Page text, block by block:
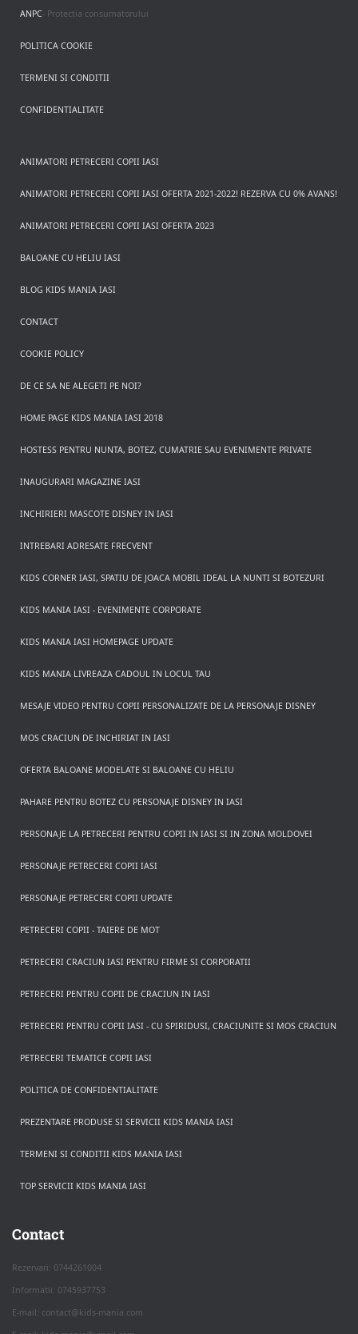
ANPC- Protectia consumatorului
POLITICA COOKIE
TERMENI SI CONDITII
CONFIDENTIALITATE
ANIMATORI PETRECERI COPII IASI
ANIMATORI PETRECERI COPII IASI OFERTA 2021-2022! REZERVA CU 0% AVANS!
ANIMATORI PETRECERI COPII IASI OFERTA 2023
BALOANE CU HELIU IASI
BLOG KIDS MANIA IASI
CONTACT
COOKIE POLICY
DE CE SA NE ALEGETI PE NOI?
HOME PAGE KIDS MANIA IASI 2018
HOSTESS PENTRU NUNTA, BOTEZ, CUMATRIE SAU EVENIMENTE PRIVATE
INAUGURARI MAGAZINE IASI
INCHIRIERI MASCOTE DISNEY IN IASI
INTREBARI ADRESATE FRECVENT
KIDS CORNER IASI, SPATIU DE JOACA MOBIL IDEAL LA NUNTI SI BOTEZURI
KIDS MANIA IASI - EVENIMENTE CORPORATE
KIDS MANIA IASI HOMEPAGE UPDATE
KIDS MANIA LIVREAZA CADOUL IN LOCUL TAU
MESAJE VIDEO PENTRU COPII PERSONALIZATE DE LA PERSONAJE DISNEY
MOS CRACIUN DE INCHIRIAT IN IASI
OFERTA BALOANE MODELATE SI BALOANE CU HELIU
PAHARE PENTRU BOTEZ CU PERSONAJE DISNEY IN IASI
PERSONAJE LA PETRECERI PENTRU COPII IN IASI SI IN ZONA MOLDOVEI
PERSONAJE PETRECERI COPII IASI
PERSONAJE PETRECERI COPII UPDATE
PETRECERI COPII - TAIERE DE MOT
PETRECERI CRACIUN IASI PENTRU FIRME SI CORPORATII
PETRECERI PENTRU COPII DE CRACIUN IN IASI
PETRECERI PENTRU COPII IASI - CU SPIRIDUSI, CRACIUNITE SI MOS CRACIUN
PETRECERI TEMATICE COPII IASI
POLITICA DE CONFIDENTIALITATE
PREZENTARE PRODUSE SI SERVICII KIDS MANIA IASI
TERMENI SI CONDITII KIDS MANIA IASI
TOP SERVICII KIDS MANIA IASI
Contact
Rezervari: 0744261004
Informatii: 0745937753
E-mail: contact@kids-mania.com
Apasa pe o categorie ca sa vezi serviciile.
PETRECERI COPII